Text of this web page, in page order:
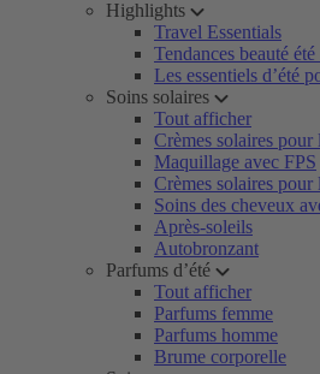
Highlights
Travel Essentials
Tendances beauté
Les essentiels d’été
Soins solaires
Tout afficher
Crèmes solaires pour
Maquillage avec FPS
Crèmes solaires pour
Soins des cheveux
Après-soleils
Autobronzant
Parfums d’été
Tout afficher
Parfums femme
Parfums homme
Brume corporelle